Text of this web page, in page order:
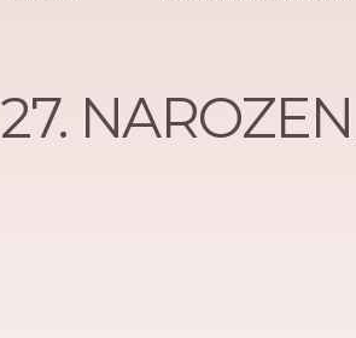
27.